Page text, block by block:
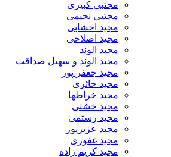
مجتبی کبیری
مجتبی نجیمی
مجید اخشابی
مجید اصلاحی
مجید الوند‎
مجید الوند و سهیل صداقت
مجید جعفر پور
مجید حائری
مجید خراطها
مجید خشتی
مجید رستمی
مجید عزیزپور
مجید غفوری
مجید کریم زاده